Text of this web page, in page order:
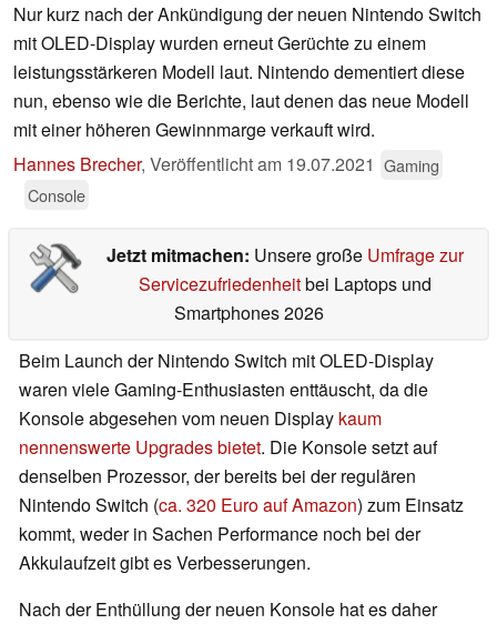
Nur kurz nach der Ankündigung der neuen Nintendo Switch
mit OLED-Display wurden erneut Gerüchte zu einem
leistungsstärkeren Modell laut. Nintendo dementiert diese
nun, ebenso wie die Berichte, laut denen das neue Modell
mit einer höheren Gewinnmarge verkauft wird.
Hannes Brecher, Veröffentlicht am 19.07.2021 Gaming
Console
Jetzt mitmachen: Unsere große Umfrage zur
Servicezufriedenheitbei Laptops und
Smartphones 2026
Beim Launch der Nintendo Switch mit OLED-Display
waren viele Gaming-Enthusiasten enttäuscht, da die
Konsole abgesehen vom neuen Display kaum
nennenswerte Upgrades bietet. Die Konsole setzt auf
denselben Prozessor, der bereits bei der regulären
Nintendo Switch (ca. 320 Euro auf Amazon) zum Einsatz
kommt, weder in Sachen Performance noch bei der
Akkulaufzeit gibt es Verbesserungen.
Nach der Enthüllung der neuen Konsole hat es daher